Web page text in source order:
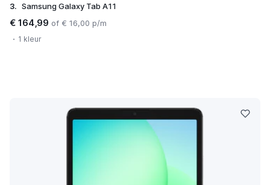
3. Samsung Galaxy Tab A11
€ 164,99 of € 16,00 p/m
1 kleur